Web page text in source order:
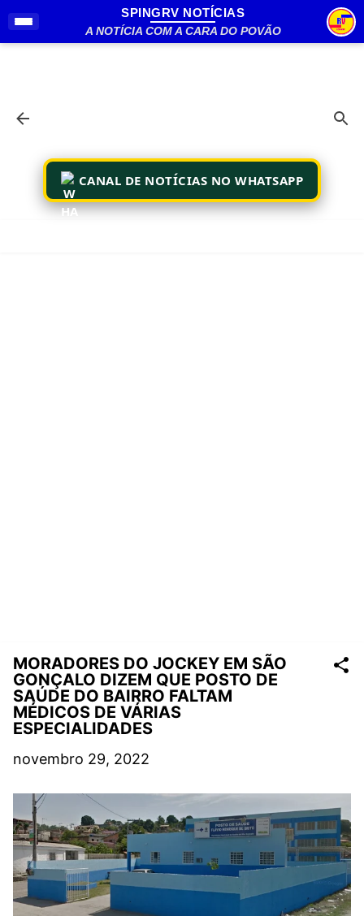
Pular para o conteúdo principal
SPINGRV NOTÍCIAS
A NOTÍCIA COM A CARA DO POVÃO
CANAL DE NOTÍCIAS NO WHATSAPP
MORADORES DO JOCKEY EM SÃO
GONÇALO DIZEM QUE POSTO DE
SAÚDE DO BAIRRO FALTAM
MÉDICOS DE VÁRIAS
ESPECIALIDADES
novembro 29, 2022